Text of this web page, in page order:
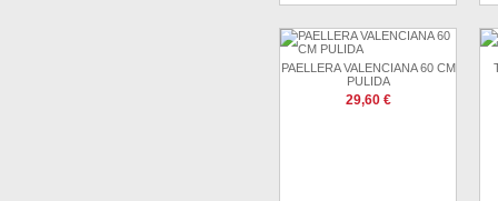
PAELLERA VALENCIANA 60 CM
PULIDA
29,60 €